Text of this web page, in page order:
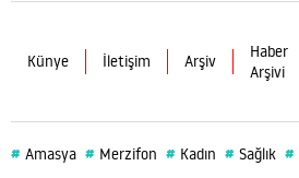
Künye İletişim Arşiv
Haber
Arşivi
# Amasya # Merzifon # Kadın # Sağlık #